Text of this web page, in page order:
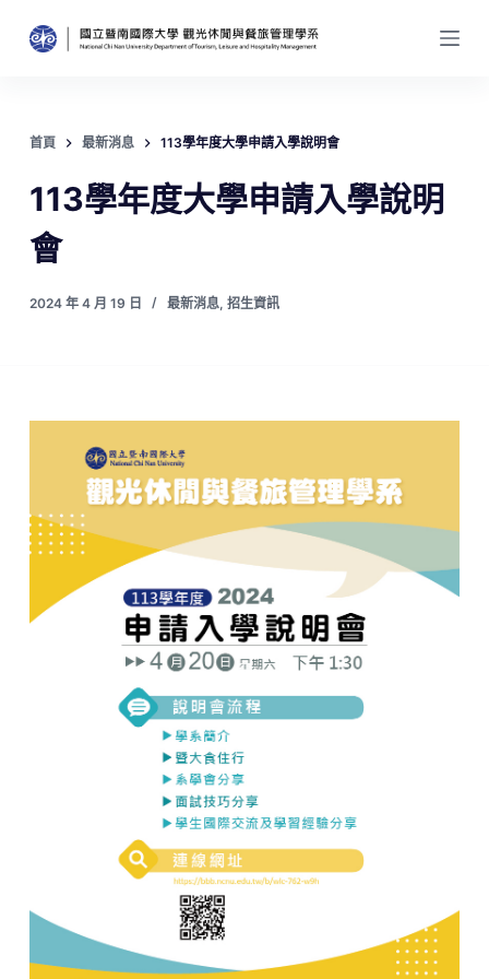
跳
至
內
首頁 最新消息 113學年度大學申請入學說明會
113學年度大學申請入學說明
會
2024 年 4 月 19 日 最新消息, 招生資訊